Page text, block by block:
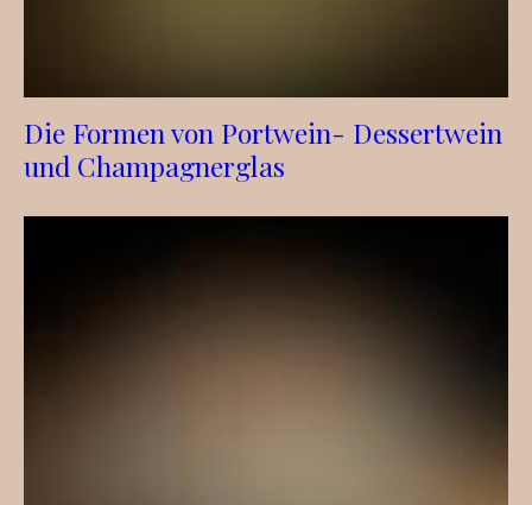
Die Formen von Portwein- Dessertwein
und Champagnerglas